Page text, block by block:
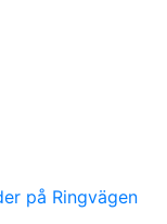
på Ringvägen